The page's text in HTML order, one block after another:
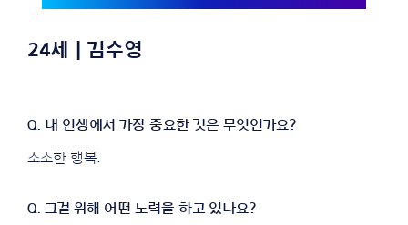
24세 | 김수영
소소한 행복.